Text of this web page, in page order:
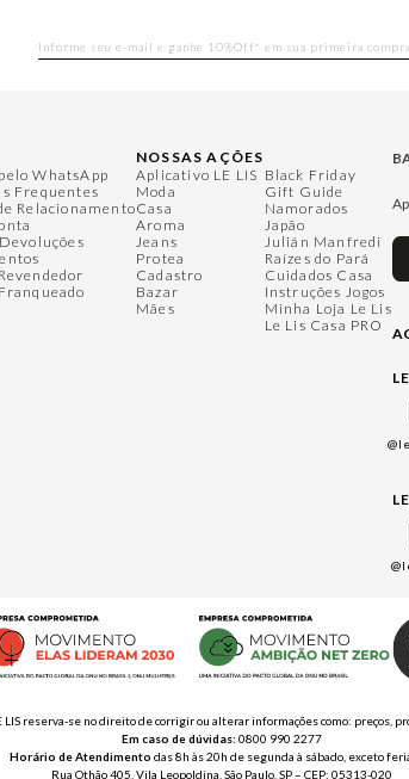
WhatsApp
Frequentes
Relacionamento
NOSSAS AÇÕES
Aplicativo LE LIS
Moda
Casa
Aroma
Jeans
Protea
Cadastro
Bazar
Mães
Black Friday
Gift Guide
Namorados
Japão
Julián Manfredi
Raízes do Pará
Cuidados Casa
Instruções Jogos
Minha Loja Le Lis
Le Lis Casa PRO
LIS reserva-se no direito de corrigir ou alterar informações como: preços,
Em caso de dúvidas: 0800 990 2277
Horário de Atendimento das 8h às 20h de segunda à sábado, exceto
Rua Othão 405, Vila Leopoldina, São Paulo, SP – CEP: 05313-020